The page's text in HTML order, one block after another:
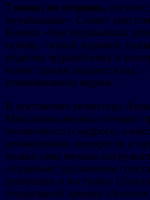
7 июня, во вторник,
муравьишки». Сюжет
Бианки «Как муравьишка
основу – юный муравей,
родному муравейнику и
иначе стражи закроют вход,
поменявшимся миром.
В постановке режиссера
Максимова мюзикл обещает
человечного и мудрого, а
неожиданных поворотов и
только сама музыка
созданные художником
декорации и костюмы.
театральной премии